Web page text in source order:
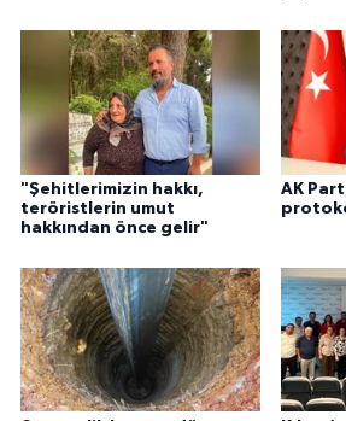
"Şehitlerimizin hakkı,
teröristlerin umut
hakkından önce gelir"
AK